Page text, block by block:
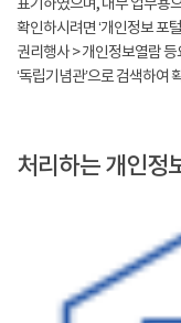
표기하였으며, 내부 업무용
확인하시려면 ‘개인정보 포
권리행사 > 개인정보열람
‘독립기념관’으로 검색하여
처리하는 개인정